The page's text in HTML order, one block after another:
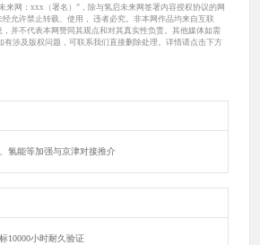
来网：xxx（署名）”，除与氢启未来网签署内容授权协议的网
允许禁止转载、使用， 违者必究。非本网作品均来自互联
并不代表本网赞同其观点和对其真实性负责。其他媒体如需
有涉及版权问题，可联系我们直接删除处理。详情请点击下方
氢能等加强与京津对接推介
10000小时耐久验证